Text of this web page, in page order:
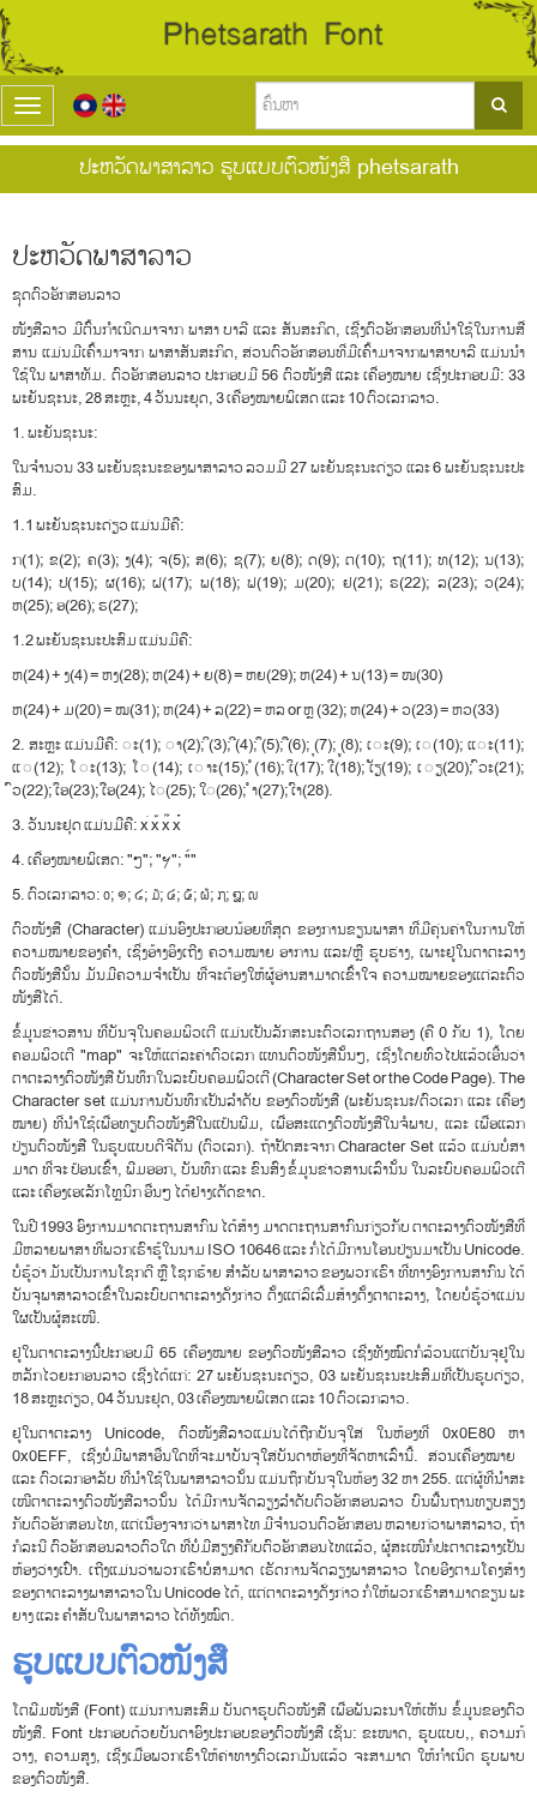
T
o
g
l
n
a
v
g
a
t
i
o
ປະຫວັດພາສາລາວ ຮູບແບບຕົວໜັງສື phetsarath
ປະຫວັດພາສາລາວ
ຊຸດຕົວອັກສອນລາວ
ໜັງ​ສື​ລາວ ມີ​ຕົ້ນ​ກຳ​ເນິດ​ມາ​ຈາກ ພາ​ສາ ບາ​ລີ ແລະ ສັນ​ສະ​ກິດ​, ​ເຊີ່ງ​ຕົວ​ອັກ​ສອນ​ທີ່​ນຳ​ໃຊ້​ໃນ​ການ​ສື່​
ສານ ແມ່ນ​ມີ​ເຄົ້າ​ມາ​ຈາກ ພາ​ສາ​ສັນ​ສະ​ກິດ​, ສ່ວນ​ຕົວ​ອັກ​ສອນ​ທີ່​ມີ​ເຄົ້າ​ມາ​ຈາກ​ພາ​ສາ​ບາ​ລີ ແມ່ນ​ນຳ​
ໃຊ້​ໃນ ພາ​ສາ​ທັມ​. ຕົວ​ອັກ​ສອນ​ລາວ ປະ​ກອບ​ມີ 56 ຕົວ​ໜັງ​ສື ແລະ ​ເຄື່ອງ​ໝາຍ ​ເຊີ່ງ​ປະ​ກອບ​ມີ​: 33
ພະ​ຍັນ​ຊະ​ນະ​, 28 ສະ​ຫຼະ​, 4 ວັນ​ນະ​ຍຸດ​, 3 ເຄື່ອງ​ໝາຍ​ພິ​ເສດ ​ແລະ 10 ຕົວ​ເລກ​ລາວ​.
1. ພະ​ຍັນ​ຊະ​ນະ​:
​ໃນ​ຈຳ​ນວນ 33 ພະ​ຍັນ​ຊະ​ນະ​ຂອງ​ພາ​ສາ​ລາວ ລວມ​ມີ 27 ພະ​ຍັນ​ຊະ​ນະ​ດ່ຽວ ​ແລະ 6 ພະ​ຍັນ​ຊະ​ນະ​ປະ​
ສົມ​.
1.1 ພະ​ຍັນ​ຊະ​ນະ​ດ່ຽວ ​ແມ່ນ​ມີ​ຄື:
​ກ​(1); ຂ(2); ຄ(3); ງ(4); ຈ(5); ສ(6); ຊ(7); ຍ(8); ດ(9); ຕ(10); ຖ(11); ທ(12); ນ(13);
ບ(14); ປ(15); ຜ(16); ຝ(17); ພ(18); ຟ(19); ມ(20); ຢ(21); ຣ(22); ລ(23); ວ(24);
ຫ(25); ອ(26); ຮ(27);
1.2 ພະ​ຍັນ​ຊະ​ນະ​ປະ​ສົມ ​ແມ່ນ​ມີ​ຄື​:
ຫ(24) + ງ(4) = ຫງ(28); ຫ(24) + ຍ(8) = ຫຍ(29); ຫ(24) + ນ(13) = ໜ(30)
​ຫ(24) + ມ(20) = ໝ(31); ຫ(24) + ລ(22) = ຫລ or ຫຼ (32); ຫ(24) + ວ(23) = ຫວ(33)
2. ສະ​ຫຼະ ​ແມ່ນ​ມີ​ຄື​: ◌ະ(1); ◌າ(2); ິ(3); ີ(4); ຶ(5); ື(6); ຸ(7); ູ(8); ເ◌​ະ(9); ເ◌(10); ແ◌​ະ(11);
ແ◌(12); ໂ◌​ະ(13); ໂ◌(14); ເ◌​າະ(15); ໍ(16); ເິ(17); ເີ(18); ເັຽ(19); ເ◌​ຽ(20); ົ​ວະ​(21);
ົວ(22); ເຶອ(23); ເືອ(24); ໄ◌(25); ໃ◌(26); ຳ (27); ເົາ(28).
3. ວັນ​ນະ​ຢຸດ ​ແມ່ນ​ມີ​ຄື​: x່ x້ x໊ x໋
4. ເຄື່ອງ​ໝາຍ​ພິ​ເສດ​: "ໆ"; "ຯ"; "໌"
5. ຕົວ​ເລກ​ລາວ​: ໐; ໑; ໒; ໓; ໔; ໕; ໖; ໗; ໘; ໙​
​ຕົວ​ໜັງ​ສື (Character) ແມ່ນ​ອົງ​ປະ​ກອບ​ນ້ອຍ​ທີ່​ສຸດ ຂອງ​ການ​ຂຽນ​ພາ​ສາ ທີ່​ມີ​ຄຸ່ນ​ຄ່າ​ໃນ​ການ​ໃຫ້​
ຄວາມ​ໝາຍ​ຂອງ​ຄຳ​, ​ເຊິ່ງ​ອ້າງ​ອິງ​ເຖີງ ຄວາມ​ໝາຍ ອາ​ການ ​ແລະ​/​ຫຼື ຮູບ​ຮ່າງ​, ​ເພາະ​ຢູ່​ໃນ​ຕາ​ຕະ​ລາງ​
ຕົວ​ໜັງ​ສື​ນັ້ນ ມັນ​ມີ​ຄວາມ​ຈຳ​ເປັນ ທີ່​ຈະ​ຕ້ອງ​ໃຫ້​ຜູ້​ອ່ານ​ສາ​ມາດ​ເຂົ້າ​ໃຈ ຄວາມ​ໝາ​ຍ​ຂອງ​ແຕ່​ລະ​ຕົວ​
ໜັງ​ສື​ໄດ້​.
​ຂໍ້​ມູນ​ຂ່າວ​ສານ ທີ່​ບັນ​ຈຸ​ໃນ​ຄອມ​ພິວ​ເຕີ ແມ່ນ​ເປັນ​ລັກ​ສະ​ນະ​ຕົວ​ເລກ​ຖານ​ສອງ (ຄື​ 0 ກັບ 1), ​​ໂດຍ​
ຄອມ​ພິວ​ເຕີ "map" ຈະ​ໃຫ້​ແຕ່​ລະ​ຄ່າ​ຕົວ​ເລກ​ ແທນ​ຕົວ​ໜັງສື​ນັ້ນໆ, ​ເຊີ່ງ​ໂດຍ​ທົ່ວ​ໄປ​ແລ້ວ​ເອີ້ນ​ວ່າ
ຕາ​ຕະ​ລາງ​ຕົວ​ໜັງ​ສື ​ບັນ​ທຶກ​ໃນ​ລະ​ບົບ​ຄອມ​ພິວ​ເຕີ (Character Set or the Code Page). The
Character set ແມ່ນ​ການ​ບັນ​ທຶກ​ເປັນ​ລໍາ​ດັບ ຂອງ​ຕົວ​ໜັງ​ສື (ພະ​ຍັນ​ຊະ​ນະ​/​ຕົວ​ເລກ ​ແລະ ​ເຄື່ອງ​
ໝາຍ​) ທີ່​ນຳ​ໃຊ້​ເພື່ອ​ທຽບ​ຕົວ​ໜັງ​ສື​ໃນ​ແປ້ນ​ພີ​ມ​, ​ເພື່ອ​ສະ​ແດງ​ຕົວ​ໜັງ​ສື​ໃນ​ຈໍ​ພາບ​, ​ແລະ ​ເພື່ອ​ແລກ​
ປ່ຽນ​ຕົວ​ໜັງ​ສື ໃນ​ຮູບ​ແບບ​ດີ​ຈີ​ຕັນ (ຕົວ​ເລກ​). ຖ້າ​ປັດ​ສະ​ຈາກ Character Set ແລ້ວ ​ແມ່ນ​ບໍ່​ສາ​
ມາດ ທີ່​ຈະ ​ປ້ອນ​ເຂົ້າ​, ພີ​ມ​ອອກ​, ບັນ​ທຶກ ​ແລະ ຂົນ​ສົ່ງ ຂໍ້​ມູນ​ຂ່າວ​ສານ​ເລົ່າ​ນັ້ນ ໃນ​ລະ​ບົບ​ຄອມ​ພິວ​ເຕີ
ແລະ ​ເຄື່ອງ​ເອ​ເລັກ​ໂທຼ​ນິກ ອື່ນໆ ໄດ້​ຢ່າງ​ເດັດ​ຂາດ​.
​ໃນ​ປີ 1993 ອົງ​ການ​ມາດ​ຕະ​ຖານ​ສາ​ກົນ ໄດ້​ສ້າງ ມາດ​ຕະ​ຖານ​ສາ​ກົນ​ກ່ຽວ​ກັບ ຕາ​ຕະ​ລາງ​ຕົວ​ໜັງ​ສື​ທີ່​
ມີ​ຫລາຍ​ພາ​ສາ ທີ່​ພວກ​ເຮົາ​ຮູ້​ໃນ​ນາມ ISO​ 10646 ແລະ ກໍ່​ໄດ້​ມີ​ການ​ໂອນ​ປ່ຽນ​ມາ​ເປັນ Unicode.
ບໍ່​ຮູ້​ວ່າ ມັນ​​ເປັນ​ການ​ໂຊກ​ດີ ຫຼື ໂຊກ​ຮ້າຍ ສຳ​ລັບ ພາ​ສາ​ລາ​ວ ຂອງ​ພວກ​ເຮົາ ທີ່​ທາງ​ອົງ​ການ​ສາ​ກົນ ໄດ້​
ບັນ​ຈຸ​ພາ​ສາລາວ​ເຂົ້າ​ໃນ​ລະບົບ​ຕາຕະລາງ​ດັ່ງກ່າວ ຕັ້ງ​ແຕ່​ລິ​ເລີ້ມ​ສ້າງ​ຕັ້ງ​ຕາ​ຕະ​ລາງ​, ​ໂດຍ​ບໍ່​ຮູ້​ວ່າ​ແມ່ນ​
ໃຜ​ເປັນ​ຜູ້​ສະ​ເໜີ​.
ຢູ່​ໃນ​ຕາ​ຕະ​ລາງ​ນີ້​ປະ​ກອບ​ມີ 65 ເຄື່ອງ​ໝາຍ ຂອງ​ຕົວ​ໜັງ​ສື​ລາວ ​ເຊີ່ງ​ທັງ​ໝົດ​ກໍ່​ລ້ວນ​ແຕ່​ບັນ​ຈຸ​ຢູ່​ໃນ​
ຫລັກ​ໄວ​ຍະ​ກອນ​ລາວ ​ເຊີ່ງ​ໄດ້​ແກ່​: 27 ພະ​ຍັນ​ຊະ​ນະ​ດ່ຽວ​, 03 ພະ​ຍັນ​ຊະ​ນະ​ປະ​ສົມ​ທີ່​ເປັນ​ຮູບ​ດ່ຽວ​,
18 ສະ​ຫຼະ​ດ່ຽວ​, 04 ວັນ​ນະ​ຢຸດ​, 03 ເຄື່ອງ​ໝາຍ​ພິ​ເສດ ​ແລະ 10 ຕົວ​ເລກ​ລາວ​.
ຢູ່​ໃນ​ຕາ​ຕະ​ລາງ Unicode, ຕົວ​ໜັງ​ສື​ລາວ​ແມ່ນ​ໄດ້​ຖືກ​ບັນ​ຈຸ​ໃສ່ ໃນ​ຫ້ອງ​ທີ່ 0x0E80 ຫາ
0x0EFF, ​ເຊີ່ງ​ບໍ່​ມີ​ພາ​ສາ​ອື່ນ​ໃດ​ທີ່​ຈະ​ມາ​ບັນ​ຈຸ​ໃສ່​ບັນ​ດາ​ຫ້ອງ​ທີ່​ຈັດ​ຫາ​ເລົ່າ​ນີ້​. ສ່ວນ​ເຄື່ອງ​ໝາຍ ​
ແລະ ຕົວ​ເລກ​ອາ​ລັບ ທີ່​ນຳ​ໃຊ້​ໃນ​ພາ​ສາ​ລາວ​ນັ້ນ ແມ່ນ​ຖຶກ​ບັນ​ຈຸ​ໃນ​ຫ້ອງ 32 ຫາ 255. ແຕ່​ຜູ້​ທີ່​ນຳ​ສະ​
ເໜີ​ຕາ​ຕະ​ລາງ​ຕົວ​ໜັງ​ສື​ລາວ​ນັ້ນ ໄດ້​ມີ​ການ​ຈັດ​ລຽງ​ລຳ​ດັບ​ຕົວ​ອັກ​ສອນ​ລາວ ບົນ​ພື້ນ​ຖານ​ທຽບ​ສຽງ​
ກັບ​ຕົວ​ອັກ​ສອນ​ໄທ​, ​ແຕ່​ເນື່ອງ​ຈາກ​ວ່າ ພາ​ສາ​ໄທ ມີ​ຈຳ​ນວນ​ຕົວ​ອັກ​ສອນ ຫລາຍ​ກ່ວາ​ພາ​ສາ​ລາວ​, ​​​ຖ້າ​
ກໍ​ລະ​ນີ ຕົວ​ອັກ​ສອນ​ລາວ​ຕົວ​ໃດ ທີ່​ບໍ່​ມີ​ສຽງ​ຄື​ກັບ​ຕົວ​ອັກ​ສອນ​ໄທ​ແລ້ວ​, ຜູ້​ສະ​ເໜີ​ກໍ່​ປະ​ຕາ​ຕະ​ລາງ​ເປັນ​
ຫ້ອງ​ວ່າງ​ເປົ່າ​. ເຖີງ​ແມ່ນ​ວ່າ​ພວກ​ເຮົາ​ບໍ່​ສາ​ມາດ ​ເຮັດ​ການ​ຈັດ​ລຽງ​ພາ​ສາ​ລາວ ​ໂດຍ​ອີງ​ຕາມ​ໂຄງ​ສ້າງ
ຂອງ​ຕາ​ຕະ​ລາງ​ພາ​ສາ​ລາວ​ໃນ Unicode ໄດ້​, ​ແຕ່​ຕາ​ຕະ​ລາງ​ດັ່ງ​ກ່າວ ກໍ່​ໃຫ້​ພວກ​ເຮົາ​ສາ​ມາດ​ຂຽນ​ ພະ​
ຍາງ ​ແລະ ຄຳ​ສັບ​ໃນ​ພາ​ສາ​ລາວ ​ໄດ້​ທັງ​ໝົດ​.
ຮູບແບບຕົວໜັງສື
ໂຕ​ພີ​ມ​ໜັງ​ສື (Font) ແມ່ນ​ການ​ສະ​ສົມ ບັນ​ດາ​ຮູບ​ຕົວ​ໜັງ​ສື ເພື່ອ​ພັນ​ລະ​ນາ​ໃຫ້​ເຫັນ ຂໍ້​ມູນ​ຂອງ​ຕົວ​
ໜັງ​ສື​. Font ປະ​ກອບ​ດ້ວຍ​ບັນ​ດາ​ອົງ​ປະ​ກອບ​ຂອງ​ຕົວ​ໜັງ​ສື ເຊັ່ນ​: ຂະ​ໜາດ​, ຮູ​ບ​ແບບ​,, ຄວາມ​ກ້
ວາງ​, ຄວາມ​ສູງ​, ​ເຊີ່ງ​ເມື່ອ​ພວກ​ເຮົາ​ໃຫ້​ຄ່າ​ທາງ​ຕົວ​ເລກ​ມັນ​ແລ້ວ ຈະ​ສາ​ມາດ ​ໃຫ້​ກຳ​ເນິດ​ ຮູບ​ພາບ​
ຂອງ​ຕົວ​ໜັງ​ສື​.